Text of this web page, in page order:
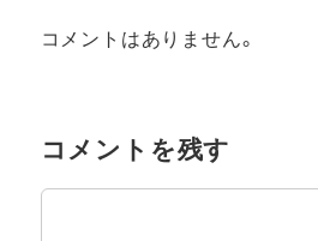
コメントはありません。
コメントを残す